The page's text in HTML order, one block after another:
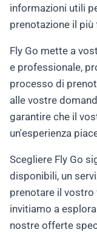
informazioni utili
prenotazione il
Fly Go mette a
e professionale,
processo di
alle vostre
garantire che il
un'esperienza
Scegliere Fly Go
disponibili, un
prenotare il
invitiamo a
nostre offerte